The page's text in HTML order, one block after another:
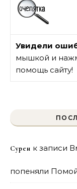
Увидели
мышкой и
помощь сайту!
Сурен к записи
попеняли